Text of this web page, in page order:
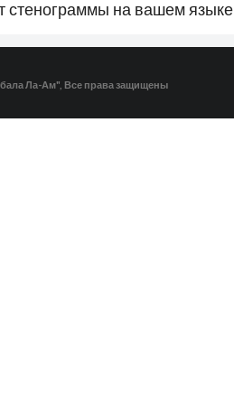
стенограммы на вашем языке
Ла-Ам", Все права защищены